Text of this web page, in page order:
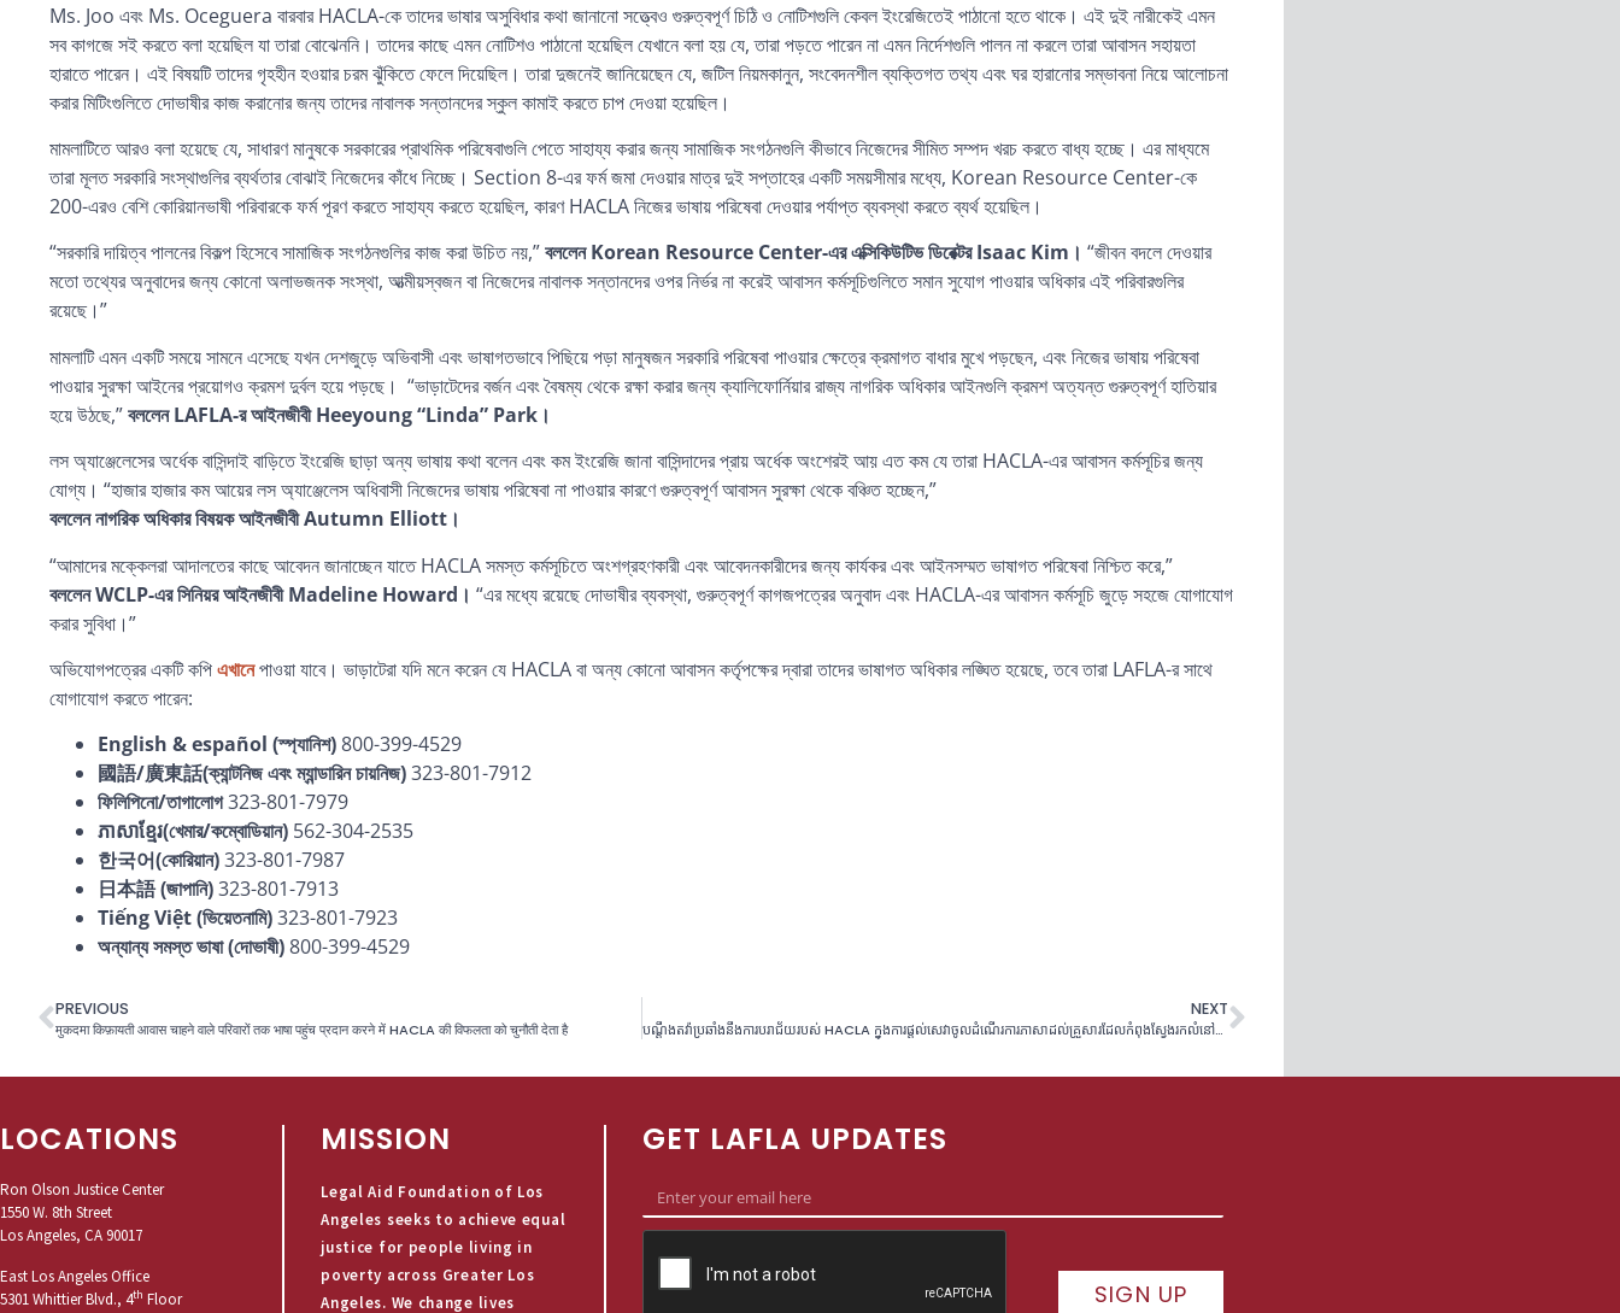
Ms. Joo এবং Ms. Oceguera বারবার HACLA-কে তাদের ভাষার অসুবিধার কথা জানানো সত্ত্বেও গুরুত্বপূর্ণ চিঠি ও নোটিশগুলি কেবল ইংরেজিতেই পাঠানো হতে থাকে। এই দুই নারীকেই এমন
সব কাগজে সই করতে বলা হয়েছিল যা তারা বোঝেননি। তাদের কাছে এমন নোটিশও পাঠানো হয়েছিল যেখানে বলা হয় যে, তারা পড়তে পারেন না এমন নির্দেশগুলি পালন না করলে তারা আবাসন সহায়তা
হারাতে পারেন। এই বিষয়টি তাদের গৃহহীন হওয়ার চরম ঝুঁকিতে ফেলে দিয়েছিল। তারা দুজনেই জানিয়েছেন যে, জটিল নিয়মকানুন, সংবেদনশীল ব্যক্তিগত তথ্য এবং ঘর হারানোর সম্ভাবনা নিয়ে আলোচনা
করার মিটিংগুলিতে দোভাষীর কাজ করানোর জন্য তাদের নাবালক সন্তানদের স্কুল কামাই করতে চাপ দেওয়া হয়েছিল।
মামলাটিতে আরও বলা হয়েছে যে, সাধারণ মানুষকে সরকারের প্রাথমিক পরিষেবাগুলি পেতে সাহায্য করার জন্য সামাজিক সংগঠনগুলি কীভাবে নিজেদের সীমিত সম্পদ খরচ করতে বাধ্য হচ্ছে। এর মাধ্যমে
তারা মূলত সরকারি সংস্থাগুলির ব্যর্থতার বোঝাই নিজেদের কাঁধে নিচ্ছে। Section 8-এর ফর্ম জমা দেওয়ার মাত্র দুই সপ্তাহের একটি সময়সীমার মধ্যে, Korean Resource Center-কে
200-এরও বেশি কোরিয়ানভাষী পরিবারকে ফর্ম পূরণ করতে সাহায্য করতে হয়েছিল, কারণ HACLA নিজের ভাষায় পরিষেবা দেওয়ার পর্যাপ্ত ব্যবস্থা করতে ব্যর্থ হয়েছিল।
“সরকারি দায়িত্ব পালনের বিকল্প হিসেবে সামাজিক সংগঠনগুলির কাজ করা উচিত নয়,”বললেন Korean Resource Center-এর এক্সিকিউটিভ ডিরেক্টর Isaac Kim। “জীবন বদলে দেওয়ার
মতো তথ্যের অনুবাদের জন্য কোনো অলাভজনক সংস্থা, আত্মীয়স্বজন বা নিজেদের নাবালক সন্তানদের ওপর নির্ভর না করেই আবাসন কর্মসূচিগুলিতে সমান সুযোগ পাওয়ার অধিকার এই পরিবারগুলির
রয়েছে।”
মামলাটি এমন একটি সময়ে সামনে এসেছে যখন দেশজুড়ে অভিবাসী এবং ভাষাগতভাবে পিছিয়ে পড়া মানুষজন সরকারি পরিষেবা পাওয়ার ক্ষেত্রে ক্রমাগত বাধার মুখে পড়ছেন, এবং নিজের ভাষায় পরিষেবা
পাওয়ার সুরক্ষা আইনের প্রয়োগও ক্রমশ দুর্বল হয়ে পড়ছে। “ভাড়াটেদের বর্জন এবং বৈষম্য থেকে রক্ষা করার জন্য ক্যালিফোর্নিয়ার রাজ্য নাগরিক অধিকার আইনগুলি ক্রমশ অত্যন্ত গুরুত্বপূর্ণ হাতিয়ার
হয়ে উঠছে,”বললেন LAFLA-র আইনজীবী Heeyoung “Linda” Park।
লস অ্যাঞ্জেলেসের অর্ধেক বাসিন্দাই বাড়িতে ইংরেজি ছাড়া অন্য ভাষায় কথা বলেন এবং কম ইংরেজি জানা বাসিন্দাদের প্রায় অর্ধেক অংশেরই আয় এত কম যে তারা HACLA-এর আবাসন কর্মসূচির জন্য
যোগ্য। “হাজার হাজার কম আয়ের লস অ্যাঞ্জেলেস অধিবাসী নিজেদের ভাষায় পরিষেবা না পাওয়ার কারণে গুরুত্বপূর্ণ আবাসন সুরক্ষা থেকে বঞ্চিত হচ্ছেন,”
বললেন নাগরিক অধিকার বিষয়ক আইনজীবী Autumn Elliott।
“আমাদের মক্কেলরা আদালতের কাছে আবেদন জানাচ্ছেন যাতে HACLA সমস্ত কর্মসূচিতে অংশগ্রহণকারী এবং আবেদনকারীদের জন্য কার্যকর এবং আইনসম্মত ভাষাগত পরিষেবা নিশ্চিত করে,”
বললেন WCLP-এর সিনিয়র আইনজীবী Madeline Howard। “এর মধ্যে রয়েছে দোভাষীর ব্যবস্থা, গুরুত্বপূর্ণ কাগজপত্রের অনুবাদ এবং HACLA-এর আবাসন কর্মসূচি জুড়ে সহজে যোগাযোগ
করার সুবিধা।”
অভিযোগপত্রের একটি কপিএখানেপাওয়া যাবে। ভাড়াটেরা যদি মনে করেন যে HACLA বা অন্য কোনো আবাসন কর্তৃপক্ষের দ্বারা তাদের ভাষাগত অধিকার লঙ্ঘিত হয়েছে, তবে তারা LAFLA-র সাথে
যোগাযোগ করতে পারেন:
English & español (স্প্যানিশ)800-399-4529
國語/廣東話(ক্যান্টনিজ এবং ম্যান্ডারিন চায়নিজ)323-801-7912
ফিলিপিনো/তাগালোগ323-801-7979
ភាសាខ្មែរ(খেমার/কম্বোডিয়ান) 562-304-2535
한국어(কোরিয়ান)323-801-7987
日本語(জাপানি)323-801-7913
Tiếng Việt (ভিয়েতনামি)323-801-7923
অন্যান্য সমস্ত ভাষা (দোভাষী)800-399-4529
PREVIOUS
मुकदमा किफ़ायती आवास चाहने वाले परिवारों तक भाषा पहुंच प्रदान करने में HACLA की विफलता को चुनौती देता है
NEXT
បណ្ដឹងតវ៉ាប្រឆាំងនឹងការបរាជ័យរបស់ HACLA ក្នុងការផ្តល់សេវាចូលដំណើរការភាសាដល់គ្រួសារដែលកំពុងស្វែងរកលំនៅឋានមានតម្លៃសមរម្យ
LOCATIONS
Ron Olson Justice Center
1550 W. 8th Street
Los Angeles, CA 90017
East Los Angeles Office
5301 Whittier Blvd., 4th Floor
MISSION
Legal Aid Foundation of Los
Angeles seeks to achieve equal
justice for people living in
poverty across Greater Los
Angeles. We change lives
GET LAFLA UPDATES
SIGN UP